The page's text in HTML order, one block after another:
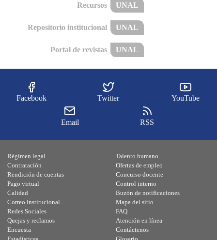
Recursos UNAL
Repositorio institucional UNAL
Portal de revistas UNAL
Facebook Twitter YouTube
Email RSS
Régimen legal
Contratación
Rendición de cuentas
Pago virtual
Calidad
Talento humano
Ofertas de empleo
Concurso docente
Control interno
Buzón de notificaciones
Correo institucional
Redes Sociales
Quejas y reclamos
Encuesta
Mapa del sitio
FAQ
Atención en línea
Contáctenos